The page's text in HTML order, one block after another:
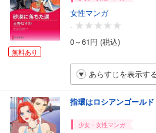
無料あり
女性マンガ
-
0～61円 (税込)
あらすじを表示す
指環はロシアンゴールド
少女・女性マンガ